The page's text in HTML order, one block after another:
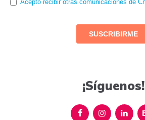
¡Síguenos!